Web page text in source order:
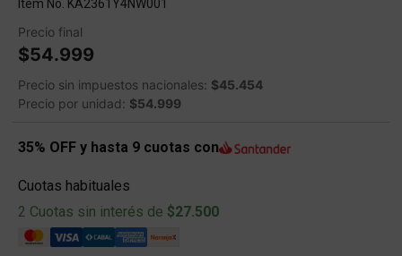
Item No. KA2361Y4NW001
Precio final
$54.999
Precio sin impuestos nacionales: $45.454
Precio por unidad: $54.999
35% OFF y hasta 9 cuotas con
Cuotas habituales
2 Cuotas sin interés de $27.500